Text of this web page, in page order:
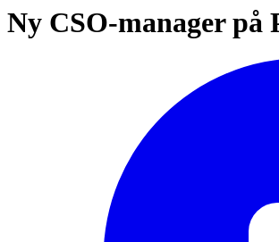
Ny CSO-manager på